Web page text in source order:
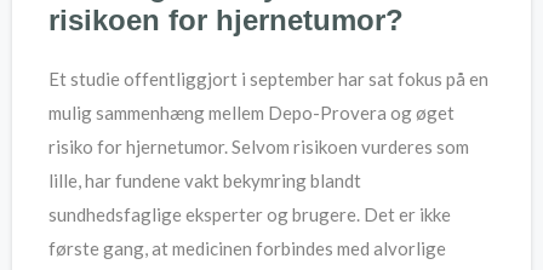
risikoen for hjernetumor?
Et studie offentliggjort i september har sat fokus på en
mulig sammenhæng mellem Depo-Provera og øget
risiko for hjernetumor. Selvom risikoen vurderes som
lille, har fundene vakt bekymring blandt
sundhedsfaglige eksperter og brugere. Det er ikke
første gang, at medicinen forbindes med alvorlige